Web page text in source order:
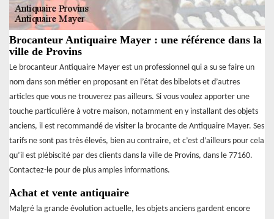
Brocanteur Antiquaire Mayer : une référence dans la
ville de Provins
Le brocanteur Antiquaire Mayer est un professionnel qui a su se faire un
nom dans son métier en proposant en l’état des bibelots et d’autres
articles que vous ne trouverez pas ailleurs. Si vous voulez apporter une
touche particulière à votre maison, notamment en y installant des objets
anciens, il est recommandé de visiter la brocante de Antiquaire Mayer. Ses
tarifs ne sont pas très élevés, bien au contraire, et c’est d’ailleurs pour cela
qu’il est plébiscité par des clients dans la ville de Provins, dans le 77160.
Contactez-le pour de plus amples informations.
Achat et vente antiquaire
Malgré la grande évolution actuelle, les objets anciens gardent encore